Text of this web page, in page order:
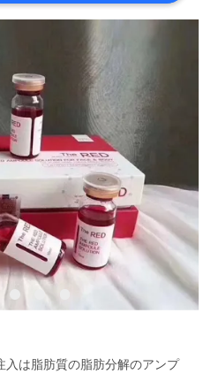
は脂肪質の脂肪分解のアンプ